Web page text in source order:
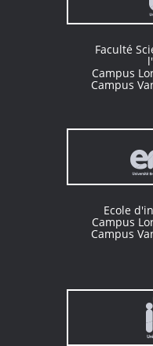
Faculté
Campus
Campus
Ecole
Campus
Campus